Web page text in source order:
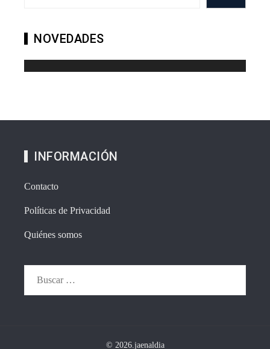
NOVEDADES
INFORMACIÓN
Contacto
Políticas de Privacidad
Quiénes somos
© 2026.jaenaldia